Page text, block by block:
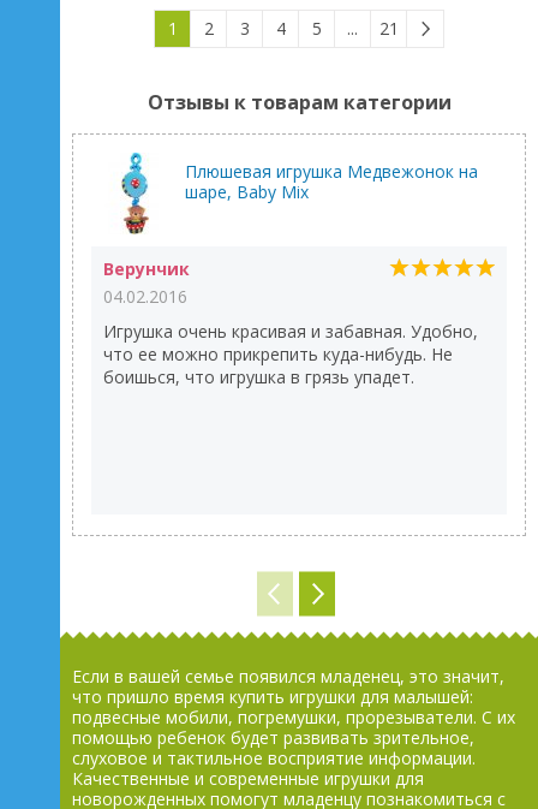
1 2 3 4 5 ... 21
Отзывы к товарам категории
Плюшевая игрушка Медвежонок на
шаре, Baby Mix
Верунчик
04.02.2016
Игрушка очень красивая и забавная. Удобно,
что ее можно прикрепить куда-нибудь. Не
боишься, что игрушка в грязь упадет.
Если в вашей семье появился младенец, это значит,
что пришло время купить игрушки для малышей:
подвесные мобили, погремушки, прорезыватели. С их
помощью ребенок будет развивать зрительное,
слуховое и тактильное восприятие информации.
Качественные и современные игрушки для
новорожденных помогут младенцу познакомиться с